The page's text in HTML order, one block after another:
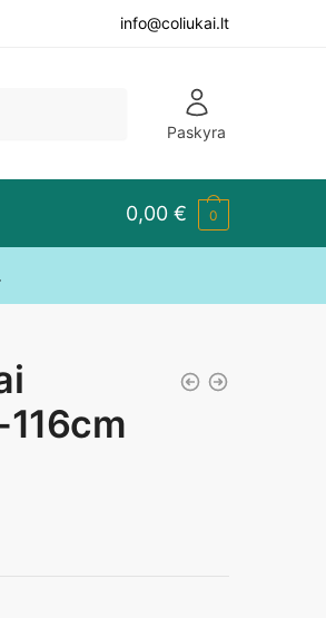
info@coliukai.lt
Paskyra
0,00 € 0